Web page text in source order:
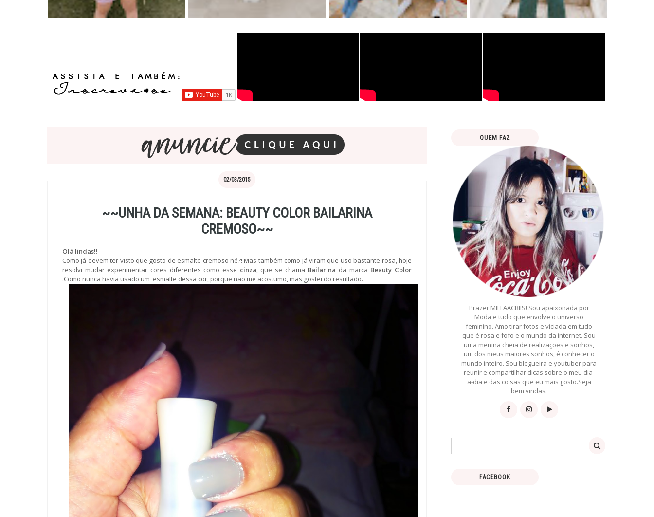
02/03/2015
~~UNHA DA SEMANA: BEAUTY COLOR BAILARINA
CREMOSO~~
Olá lindas!!
Como já devem ter visto que gosto de esmalte cremoso né?! Mas também como já viram que uso bastante rosa, hoje
resolvi mudar experimentar cores diferentes como esse cinza, que se chama Bailarina da marca Beauty Color
.Como nunca havia usado um esmalte dessa cor, porque não me acostumo, mas gostei do resultado.
QUEM FAZ
Prazer MILLAACRIIS! Sou apaixonada por
Moda e tudo que envolve o universo
feminino. Amo tirar fotos e viciada em tudo
que é rosa e fofo e o mundo da internet. Sou
uma menina cheia de realizações e sonhos,
um dos meus maiores sonhos, é conhecer o
mundo inteiro. Sou blogueira e youtuber para
reunir e compartilhar dicas sobre o meu dia-
a-dia e das coisas que eu mais gosto.Seja
bem vindas.
FACEBOOK